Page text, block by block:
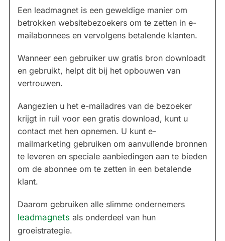
Een leadmagnet is een geweldige manier om
betrokken websitebezoekers om te zetten in e-
mailabonnees en vervolgens betalende klanten.
Wanneer een gebruiker uw gratis bron downloadt
en gebruikt, helpt dit bij het opbouwen van
vertrouwen.
Aangezien u het e-mailadres van de bezoeker
krijgt in ruil voor een gratis download, kunt u
contact met hen opnemen. U kunt e-
mailmarketing gebruiken om aanvullende bronnen
te leveren en speciale aanbiedingen aan te bieden
om de abonnee om te zetten in een betalende
klant.
Daarom gebruiken alle slimme ondernemers
leadmagnets als onderdeel van hun
groeistrategie.